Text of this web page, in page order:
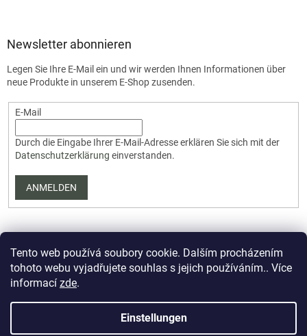
Tento web používá soubory cookie. Dalším procházením
tohoto webu vyjadřujete souhlas s jejich používáním.. Více
informací zde.
Einstellungen
Newsletter abonnieren
Legen Sie Ihre E-Mail ein und wir werden Ihnen Informationen über
neue Produkte in unserem E-Shop zusenden.
E-Mail
Durch die Eingabe Ihrer E-Mail-Adresse erklären Sie sich mit der
Datenschutzerklärung einverstanden.
ANMELDEN